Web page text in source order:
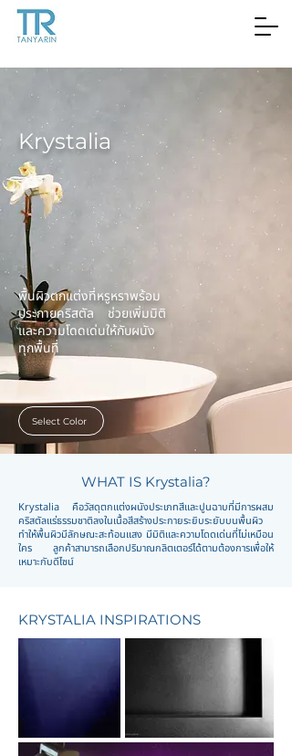
Krystalia
พื้นผิวตกแต่งที่หรูหราพร้อม
ประกายคริสตัล ช่วยเพิ่มมิติ
และความโดดเด่นให้กับผนัง
ทุกพื้นที่
Select Color
WHAT IS Krystalia?
Krystalia คือวัสดุตกแต่งผนังประเภทสีและปูนฉาบที่มีการผสม
คริสตัลแร่ธรรมชาติลงในเนื้อสีสร้างประกายระยิบระยับบนพื้นผิว
ทำให้พื้นผิวมีลักษณะสะท้อนแสง มีมิติและความโดดเด่นที่ไม่เหมือน
ใคร ลูกค้าสามารถเลือกปริมาณกลิตเตอร์ได้ตามต้องการเพื่อให้
เหมาะกับดีไซน์
KRYSTALIA INSPIRATIONS